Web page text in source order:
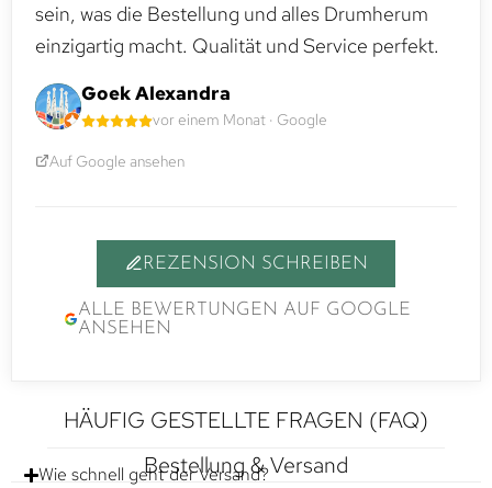
sein, was die Bestellung und alles Drumherum
einzigartig macht. Qualität und Service perfekt.
Goek Alexandra
vor einem Monat · Google
Auf Google ansehen
REZENSION SCHREIBEN
ALLE BEWERTUNGEN AUF GOOGLE
ANSEHEN
HÄUFIG GESTELLTE FRAGEN (FAQ)
Bestellung & Versand
Wie schnell geht der Versand?